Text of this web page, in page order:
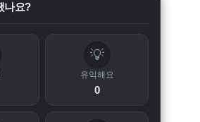
나요?
💡
유익해요
0